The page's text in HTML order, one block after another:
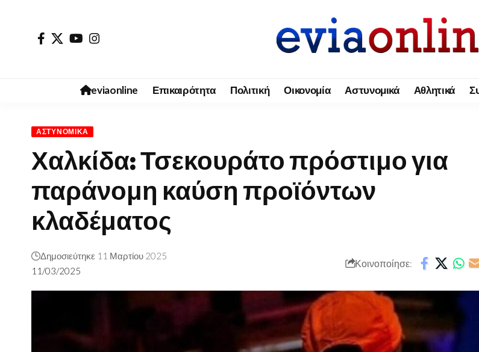
eviaonline Επικαιρότητα Πολιτική Οικονομία Αστυνομικά Αθλητικά
ΑΣΤΥΝΟΜΙΚΆ
Χαλκίδα: Τσεκουράτο πρόστιμο για
παράνομη καύση προϊόντων
κλαδέματος
11/03/2025
Δημοσιεύτηκε 11 Μαρτίου 2025
Κοινοποίησε: